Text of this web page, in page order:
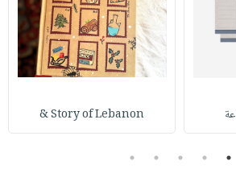
Story of Lebanon &
1
2
3
4
5